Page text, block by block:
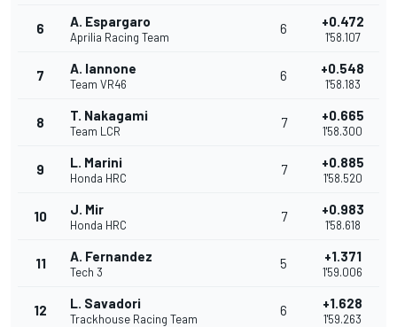
6 A. Espargaro
Aprilia Racing Team
6 +0.472
1'58.107
7 A. Iannone
Team VR46
6 +0.548
1'58.183
8 T. Nakagami
Team LCR
7 +0.665
1'58.300
9 L. Marini
Honda HRC
7 +0.885
1'58.520
10 J. Mir
Honda HRC
7 +0.983
1'58.618
11 A. Fernandez
Tech 3
5 +1.371
1'59.006
12 L. Savadori
Trackhouse Racing Team
6 +1.628
1'59.263